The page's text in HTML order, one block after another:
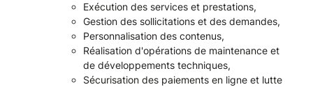
Exécution des services et prestations,
Gestion des sollicitations et des demandes,
Personnalisation des contenus,
Réalisation d'opérations de maintenance et
de développements techniques,
Sécurisation des paiements en ligne et lutte